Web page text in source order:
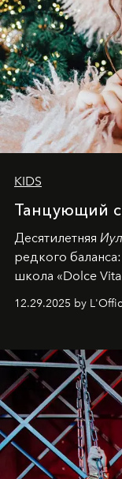
KIDS
Танцующий
Десятилетняя
редкого
школа «Dolce
позы и образа, с
балетная
танцевального
12.29.2025 by